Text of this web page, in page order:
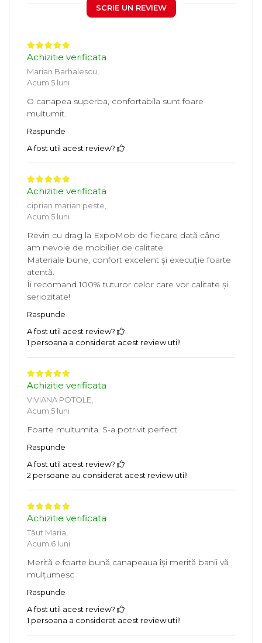
SCRIE UN REVIEW
Achizitie verificata
Marian Barhalescu,
Acum 5 luni
O canapea superba, confortabila sunt foare
multumit.
Raspunde
A fost util acest review?
Achizitie verificata
ciprian marian peste,
Acum 5 luni
Revin cu drag la ExpoMob de fiecare dată când
am nevoie de mobilier de calitate.
Materiale bune, confort excelent și execuție foarte
atentă.
Îi recomand 100% tuturor celor care vor calitate și
seriozitate!
Raspunde
A fost util acest review?
1 persoana a considerat acest review util!
Achizitie verificata
VIVIANA POTOLE,
Acum 5 luni
Foarte multumita. S-a potrivit perfect
Raspunde
A fost util acest review?
2 persoane au considerat acest review util!
Achizitie verificata
Tăut Maria,
Acum 6 luni
Merită e foarte bună canapeaua își merită banii vă
mulțumesc
Raspunde
A fost util acest review?
1 persoana a considerat acest review util!